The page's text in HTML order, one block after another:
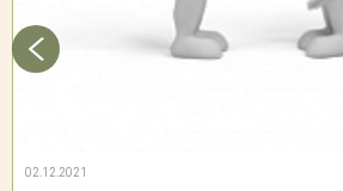
02.12.2021